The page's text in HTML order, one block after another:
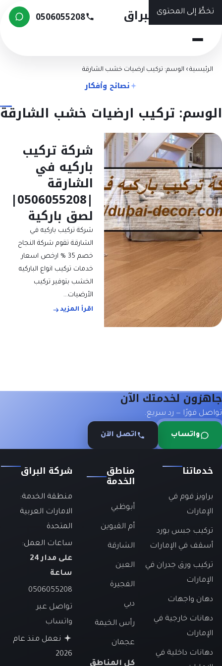
إلى المحتوى
شركة البراق 0506055208
›الوسم: تركيب ارضيات خشب الشارقة
نصائح وأفكار
تركيب ارضيات خشب الشارقة
شركة تركيب
باركيه في
الشارقة
|0506055208|
لصق باركية
شركة تركيب باركيه في
الشارقة تقوم شركة النجاح
خصم 35 % ارخص اسعار
خدمات تركيب انواع الباركيه
الخشب بتوفير تركيب
الأرضيات…
اقرأ المزيد
لخدمتك الآن
فورًا — رد سريع.
واتساب اتصل الآن
فوم في
جبس بورد
في الإمارات
ورق جدران في
واجهات
خارجية في
داخلية في
مناطق
الخدمة
أبوظبي
أم القيوين
الشارقة
العين
الفجيرة
رأس الخيمة
عجمان
كل المناطق
شركة البراق
منطقة الخدمة:
الامارات العربية
المتحدة
ساعات العمل:
على مدار 24
ساعة
0506055208
تواصل عبر
واتساب
نعمل منذ عام
2026